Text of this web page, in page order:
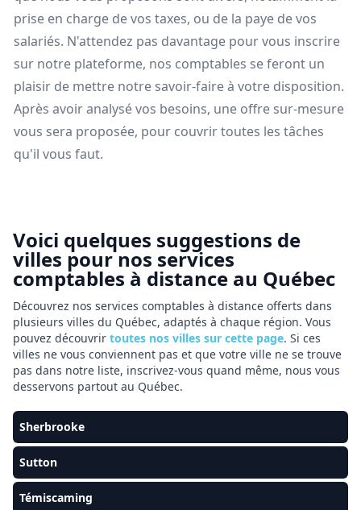
prise en charge de vos taxes, ou de la paye de vos
salariés. N'attendez pas davantage pour vous inscrire
sur notre plateforme, nos comptables se feront un
plaisir de mettre notre savoir-faire à votre disposition.
Après avoir analysé vos besoins, une offre sur-mesure
vous sera proposée, pour couvrir toutes les tâches
qu'il vous faut.
Voici quelques suggestions de
villes pour nos services
comptables à distance au Québec
Découvrez nos services comptables à distance offerts dans
plusieurs villes du Québec, adaptés à chaque région. Vous
pouvez découvrir toutes nos villes sur cette page. Si ces
villes ne vous conviennent pas et que votre ville ne se trouve
pas dans notre liste, inscrivez-vous quand même, nous vous
desservons partout au Québec.
Sherbrooke
Sutton
Témiscaming